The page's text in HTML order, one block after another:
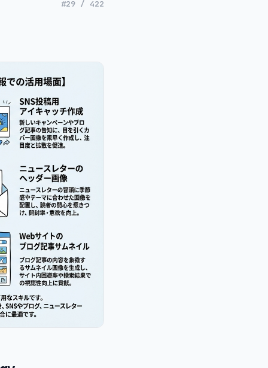
#29 / 422